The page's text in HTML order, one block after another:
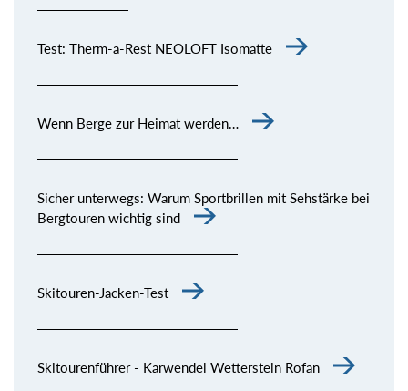
Test: Therm-a-Rest NEOLOFT Isomatte
Wenn Berge zur Heimat werden…
Sicher unterwegs: Warum Sportbrillen mit Sehstärke bei
Bergtouren wichtig sind
Skitouren-Jacken-Test
Skitourenführer - Karwendel Wetterstein Rofan